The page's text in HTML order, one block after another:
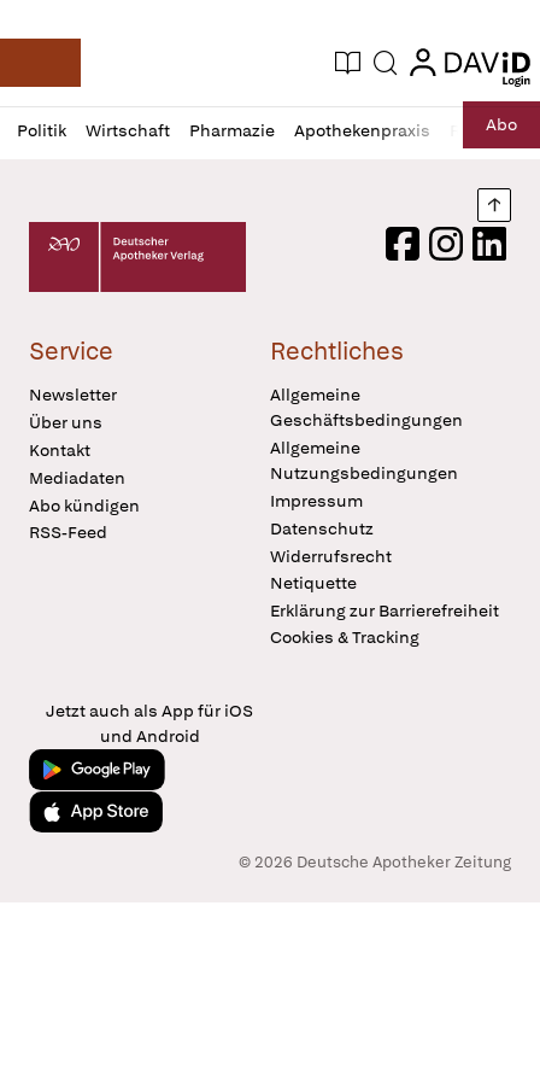
Deutsche Apotheker Zeitung
Aktuelle Ausgabe
Suche login
login
Politik Wirtschaft Pharmazie Apothekenpraxis RechtAbo
Profil
öffnen
Daz
Pur
Deutscher Apotheker Verlag Logo
FacebookInstagram
Service
Newsletter
Über uns
Kontakt
Mediadaten
Abo kündigen
RSS-Feed
Rechtliches
Allgemeine
Geschäftsbedingungen
Allgemeine
Nutzungsbedingungen
Impressum
Datenschutz
Widerrufsrecht
Netiquette
Erklärung zur Barrierefreiheit
Cookies & Tracking
Jetzt auch als App für iOS
und Android
Jetzt bei Google Play
Laden im App Store
© 2026 Deutsche Apotheker Zeitung